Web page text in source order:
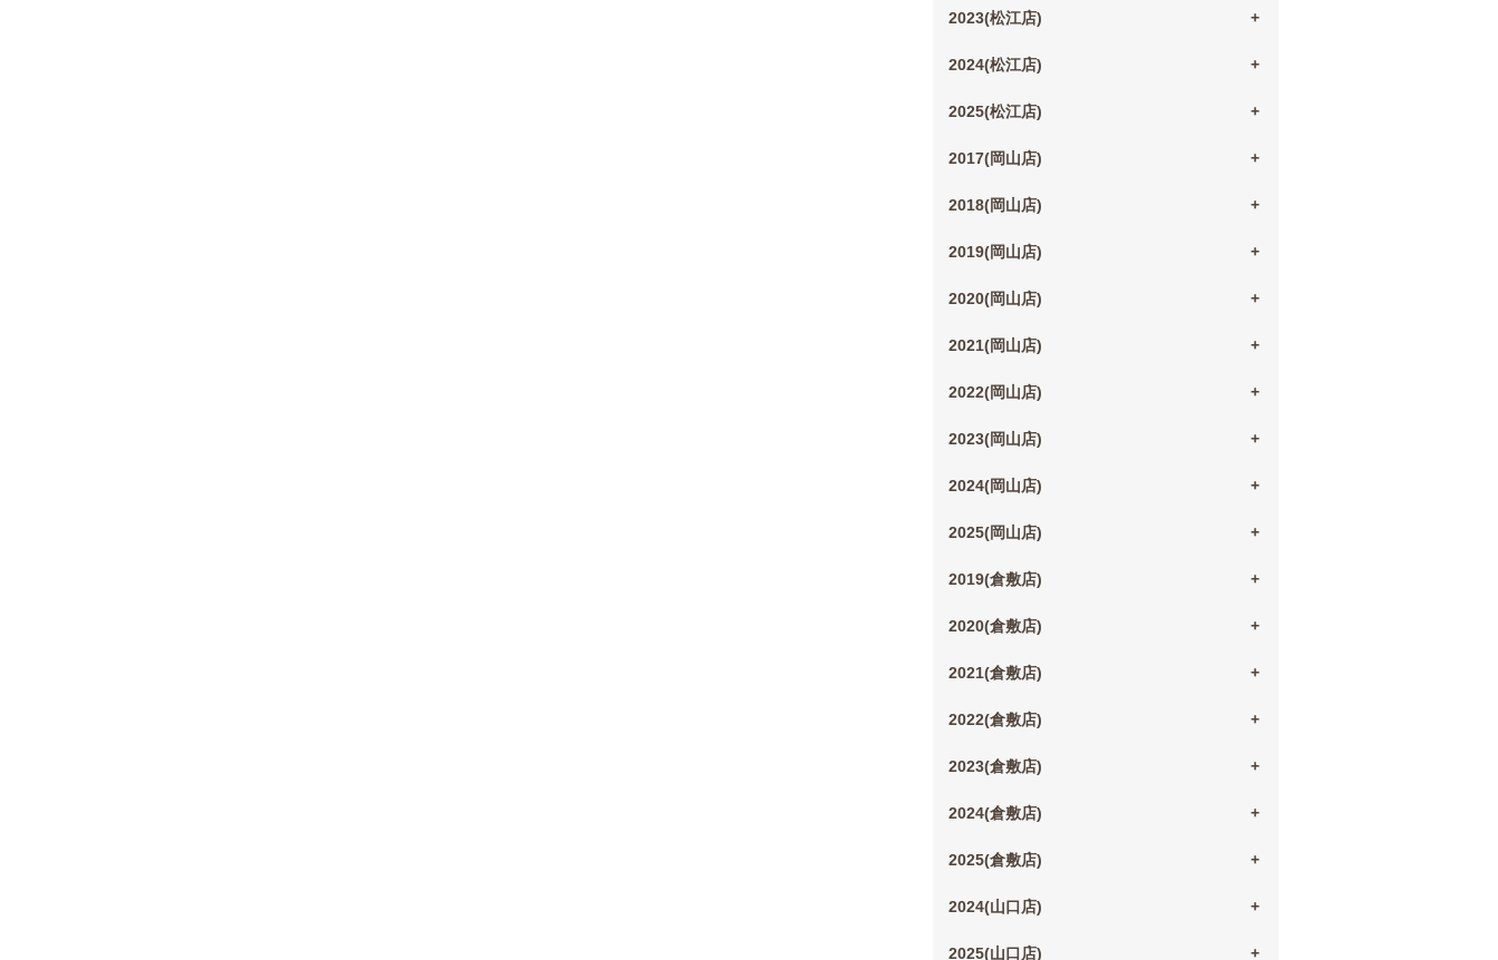
2023(松江店)
2024(松江店)
2025(松江店)
2017(岡山店)
2018(岡山店)
2019(岡山店)
2020(岡山店)
2021(岡山店)
2022(岡山店)
2023(岡山店)
2024(岡山店)
2025(岡山店)
2019(倉敷店)
2020(倉敷店)
2021(倉敷店)
2022(倉敷店)
2023(倉敷店)
2024(倉敷店)
2025(倉敷店)
2024(山口店)
2025(山口店)